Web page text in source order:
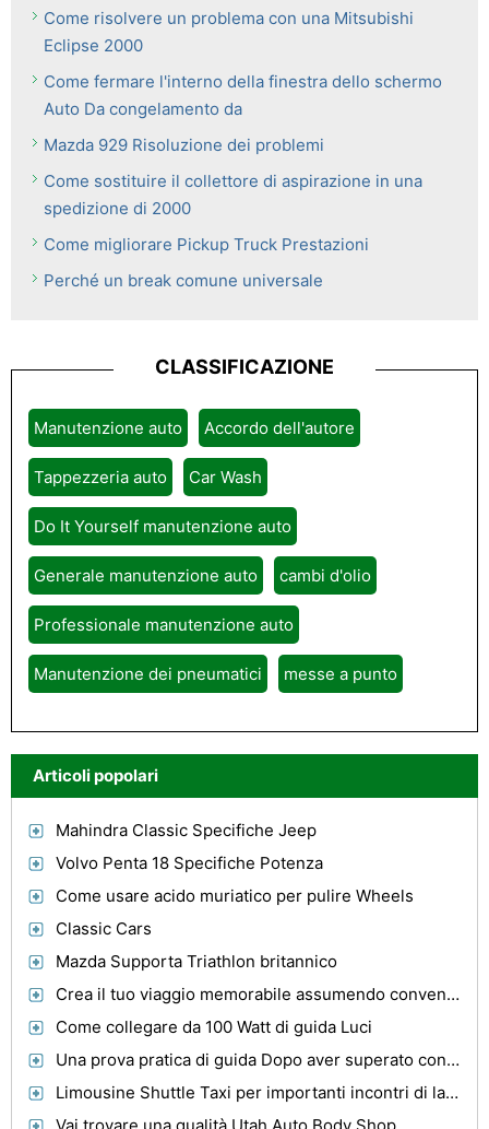
Come risolvere un problema con una Mitsubishi
Eclipse 2000
Come fermare l'interno della finestra dello schermo
Auto Da congelamento da
Mazda 929 Risoluzione dei problemi
Come sostituire il collettore di aspirazione in una
spedizione di 2000
Come migliorare Pickup Truck Prestazioni
Perché un break comune universale
CLASSIFICAZIONE
Manutenzione auto Accordo dell'autore
Tappezzeria auto Car Wash
Do It Yourself manutenzione auto
Generale manutenzione auto cambi d'olio
Professionale manutenzione auto
Manutenzione dei pneumatici messe a punto
Articoli popolari
Mahindra Classic Specifiche Jeep
Volvo Penta 18 Specifiche Potenza
Come usare acido muriatico per pulire Wheels
Classic Cars
Mazda Supporta Triathlon britannico
Crea il tuo viaggio memorabile assumendo convenienti Limo Pacchetti Noleggio
Come collegare da 100 Watt di guida Luci
Una prova pratica di guida Dopo aver superato con successo la prova scritta
Limousine Shuttle Taxi per importanti incontri di lavoro